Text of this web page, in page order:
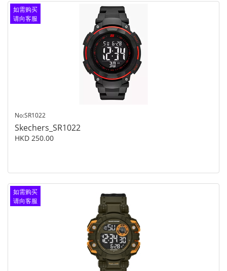
如需购买
请向客服
No:SR1022
Skechers_SR1022
HKD 250.00
如需购买
请向客服